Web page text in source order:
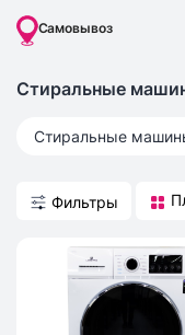
Самовывоз
Стиральные
Стиральные
Фильтры